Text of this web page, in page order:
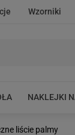
Wzorniki
NAKLEJKI
liście palmy